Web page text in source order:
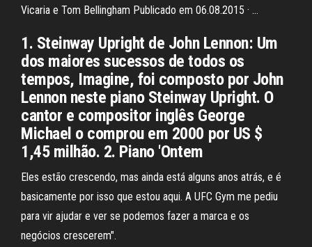
Vicaria e Tom Bellingham Publicado em 06.08.2015 · …
1. Steinway Upright de John Lennon: Um
dos maiores sucessos de todos os
tempos, Imagine, foi composto por John
Lennon neste piano Steinway Upright. O
cantor e compositor inglês George
Michael o comprou em 2000 por US $
1,45 milhão. 2. Piano 'Ontem
Eles estão crescendo, mas ainda está alguns anos atrás, e é
basicamente por isso que estou aqui. A UFC Gym me pediu
para vir ajudar e ver se podemos fazer a marca e os
negócios crescerem".